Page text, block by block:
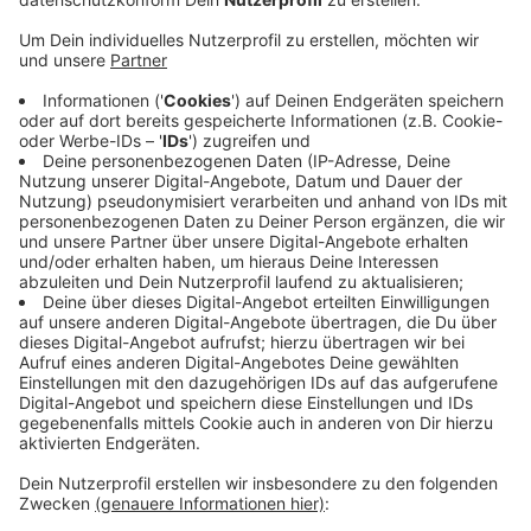
Ein Sieg wäre nicht nur aus sportlicher Sicht wichtig. Er
würde auch die aufgeheizte Stimmung rund um den
Borussia Park etwas beruhigen. Mainz habe in den
letzten Spielen Selbstvertrauen getankt, sagt Rose.
Bo Svensson, der neue Trainer der Rheinhessen mache
einen guten Job. Pünktlich zum Auftakt der englischen
Wochen sind Denis Zakaria und Marcus Thuram wohl
wieder fit. Anpfiff ist heute um 15.30 Uhr. Radio 90,1
überträgt das Spiel live.
Anzeige